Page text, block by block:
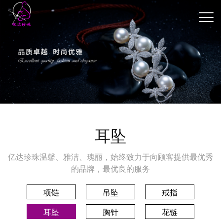
耳坠
亿达珍珠温馨、雅洁、瑰丽，始终致力于向顾客提供最优秀
的品牌，最优良的服务
项链 吊坠
戒指
耳坠
胸针 花链